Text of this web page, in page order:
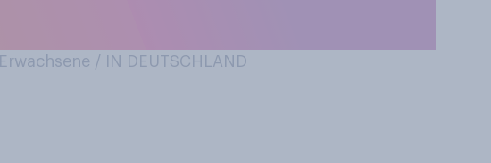
Erwachsene / IN DEUTSCHLAND